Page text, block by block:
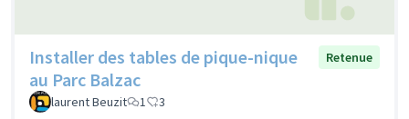
Installer des tables de pique-nique
au Parc Balzac
Retenue
laurent Beuzit 1 3